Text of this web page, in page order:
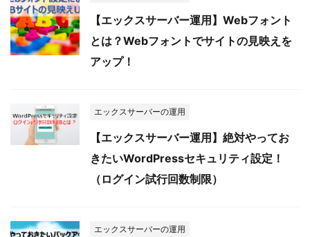
【エックスサーバー運用】Webフォント
とは？Webフォントでサイトの見映えを
アップ！
エックスサーバーの運用
【エックスサーバー運用】絶対やってお
きたいWordPressセキュリティ設定！
（ログイン試行回数制限）
エックスサーバーの運用